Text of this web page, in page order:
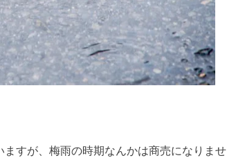
すが、梅雨の時期なんかは商売になりませ